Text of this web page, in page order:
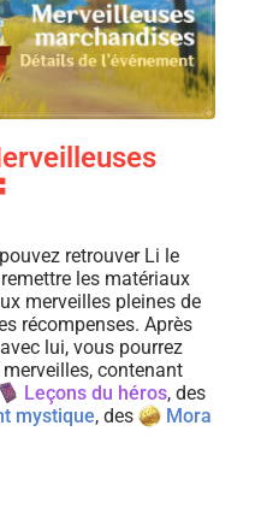
retrouver Li le
les matériaux
merveilles pleines de
récompenses. Après
lui, vous pourrez
contenant
Leçons du héros, des
mystique, des
Mora